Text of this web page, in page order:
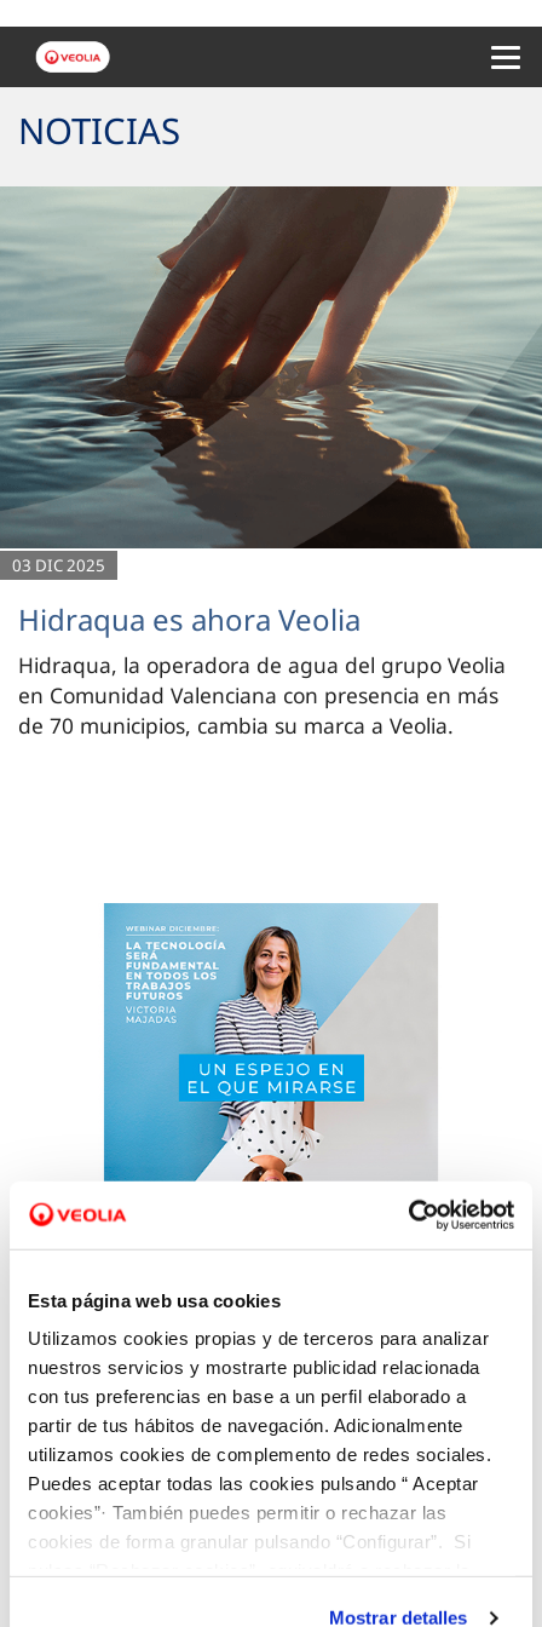
Esta página web usa cookies
Utilizamos cookies propias y de terceros para analizar
nuestros servicios y mostrarte publicidad relacionada
con tus preferencias en base a un perfil elaborado a
partir de tus hábitos de navegación. Adicionalmente
utilizamos cookies de complemento de redes sociales.
Puedes aceptar todas las cookies pulsando “ Aceptar
cookies”· También puedes permitir o rechazar las
cookies de forma granular pulsando “Configurar”. Si
Mostrar detalles
NOTICIAS
03 DIC 2025
Hidraqua es ahora Veolia
Hidraqua, la operadora de agua del grupo Veolia
en Comunidad Valenciana con presencia en más
de 70 municipios, cambia su marca a Veolia.
03 DIC 2020
Aquae STEM impartido por Victoria Majadas
y organizado por Hidraqua y Fundación
Aquae